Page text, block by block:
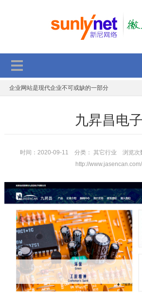
2017双11，双12，持续优惠中，错过再等一年
一个年轻程序员的故事
企业网站是现代企业不可或缺的一部分
JS判断单、多张图片加载完成后执行代码
电子商务平台的安全策略
微信小程序新能力：附近的小程序、成员管理功能升
2017动态二维码的表现方法 分享与解读
2017双11，双12，持续优惠中，错过再等一年
GPT应用于网站项目优化
九昇昌电子
时间：2020-09-11 分类：其它行业
浏览次
http://www.jasencan.com/